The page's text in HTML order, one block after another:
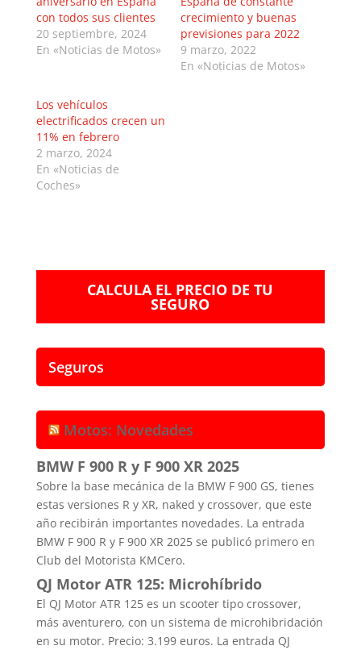
con todos sus clientes
20 septiembre, 2024
En «Noticias de Motos»
crecimiento y buenas
previsiones para 2022
9 marzo, 2022
En «Noticias de Motos»
Los vehículos
electrificados crecen un
11% en febrero
2 marzo, 2024
En «Noticias de
Coches»
CALCULA EL PRECIO DE TU
SEGURO
Seguros
Motos: Novedades
BMW F 900 R y F 900 XR 2025
Sobre la base mecánica de la BMW F 900 GS, tienes
estas versiones R y XR, naked y crossover, que este
año recibirán importantes novedades. La entrada
BMW F 900 R y F 900 XR 2025 se publicó primero en
Club del Motorista KMCero.
QJ Motor ATR 125: Microhíbrido
El QJ Motor ATR 125 es un scooter tipo crossover,
más aventurero, con un sistema de microhibridación
en su motor. Precio: 3.199 euros. La entrada QJ